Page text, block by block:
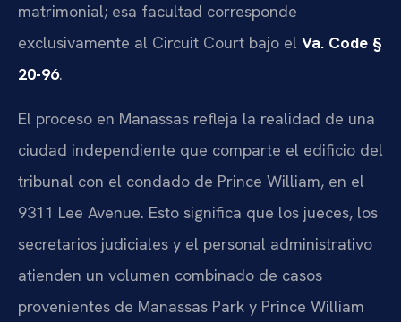
matrimonial; esa facultad corresponde
exclusivamente al Circuit Court bajo el Va. Code §
20-96.
El proceso en Manassas refleja la realidad de una
ciudad independiente que comparte el edificio del
tribunal con el condado de Prince William, en el
9311 Lee Avenue. Esto significa que los jueces, los
secretarios judiciales y el personal administrativo
atienden un volumen combinado de casos
provenientes de Manassas Park y Prince William